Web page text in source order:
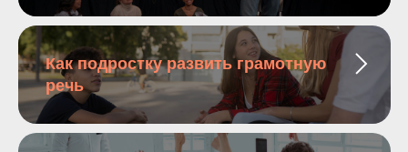
Как подростку развить грамотную
речь